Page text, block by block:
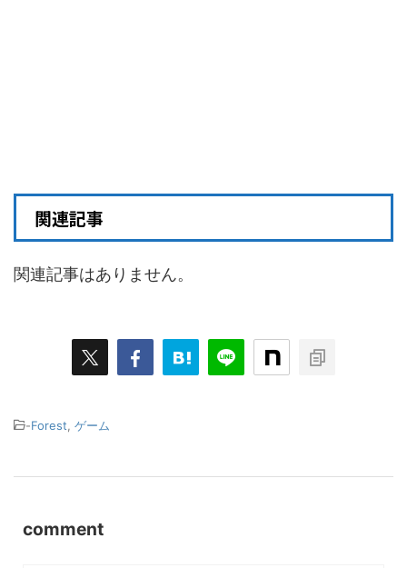
関連記事
関連記事はありません。
-Forest, ゲーム
comment